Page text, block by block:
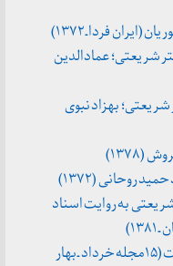
فردا ـ ۱۳۷۲)
شریعتی؛ عمادالدین
بهزاد نبوی
روحانی (۱۳۷۲)
به روایت اسناد
ریشه اندیشه اسلام منهای روحانیت (۱۵مجله خرداد ـ بهار